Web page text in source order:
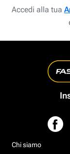
Accedi alla tua
Chi siamo